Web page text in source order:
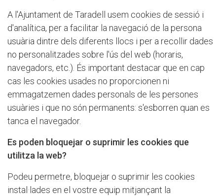
A l'Ajuntament de Taradell usem cookies de sessió i
d'analítica, per a facilitar la navegació de la persona
usuària dintre dels diferents llocs i per a recollir dades
no personalitzades sobre l'ús del web (horaris,
navegadors, etc.). És important destacar que en cap
cas les cookies usades no proporcionen ni
emmagatzemen dades personals de les persones
usuàries i que no són permanents: s'esborren quan es
tanca el navegador.
Es poden bloquejar o suprimir les cookies que
utilitza la web?
Podeu permetre, bloquejar o suprimir les cookies
instal·lades en el vostre equip mitjançant la